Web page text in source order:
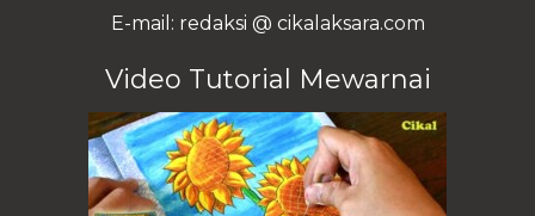
E-mail: redaksi @ cikalaksara.com
Video Tutorial Mewarnai